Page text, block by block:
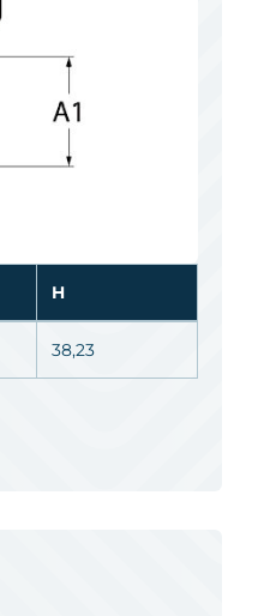
H
38,23